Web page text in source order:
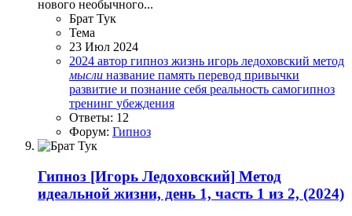
нового необычного...
Брат Тук
Тема
23 Июл 2024
2024 автор гипноз жизнь игорь ледоховский метод
мысли название память перевод привычки
развитие и познание себя реальность самогипноз
тренинг убеждения
Ответы: 12
Форум: Гипноз
Гипноз [Игорь Ледоховский] Метод
идеальной жизни, день 1, часть 1 из 2, (2024)